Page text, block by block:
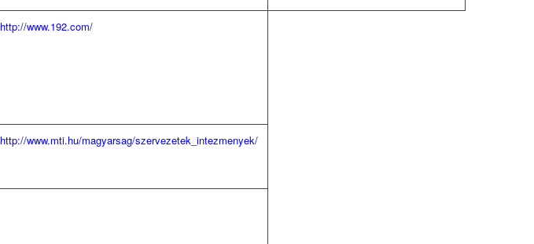
http://www.192.com/
http://www.mti.hu/magyarsag/szervezetek_intezmenyek/